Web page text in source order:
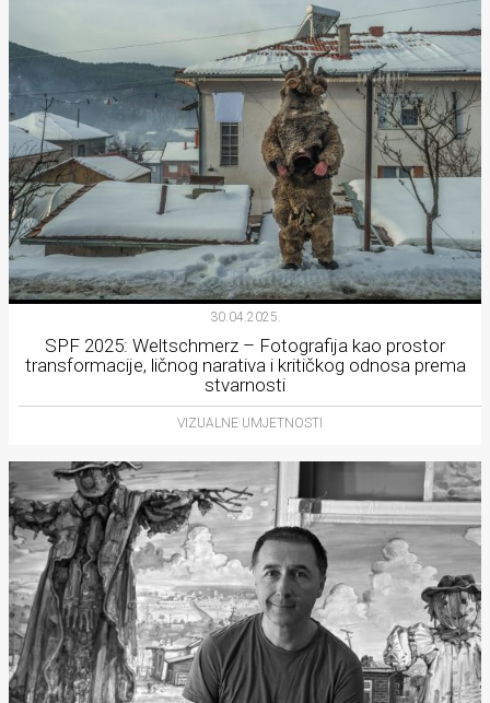
30.04.2025.
SPF 2025: Weltschmerz – Fotografija kao prostor
transformacije, ličnog narativa i kritičkog odnosa prema
stvarnosti
VIZUALNE UMJETNOSTI